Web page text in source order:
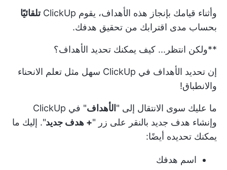
وأثناء قيامك بإنجاز هذه الأهداف، يقوم ClickUp
تلقائيًا
بحساب مدى اقترابك من تحقيق هدفك.
**ولكن انتظر... كيف يمكنك تحديد الأهداف؟
إن تحديد الأهداف في ClickUp سهل مثل تعلم الانحناء
والانطباق!
ما عليك سوى الانتقال إلى " الأهداف
" في ClickUp
وإنشاء هدف جديد بالنقر على زر "+ هدف جديد". إليك ما
يمكنك تحديده أيضًا:
اسم هدفك